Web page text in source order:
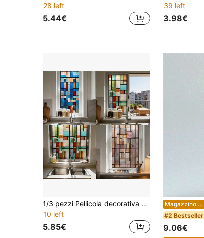
28 left
5.44€
39 left
3.98€
1/3 pezzi Pellicola decorativa per finestre in PVC con motivo geometrico colorato e effetto smerigliato, riutilizzabile, adatta per decorare cucina, bagno, camera da letto, soggiorno e porte/finestre in vetro
10 left
5.85€
Magazzino EU
#2 Bestseller
9.06€